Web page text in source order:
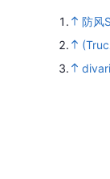
1. 防风
2.
3.